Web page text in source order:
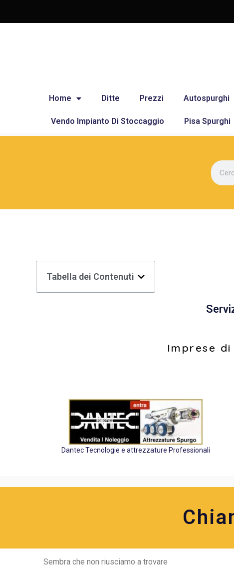
Home Ditte Prezzi Autospurghi
Vendo Impianto Di Stoccaggio Pisa Spurghi
Tabella dei Contenuti
Imprese
Dantec Tecnologie e attrezzature Professionali
Sembra che non riusciamo a trovare